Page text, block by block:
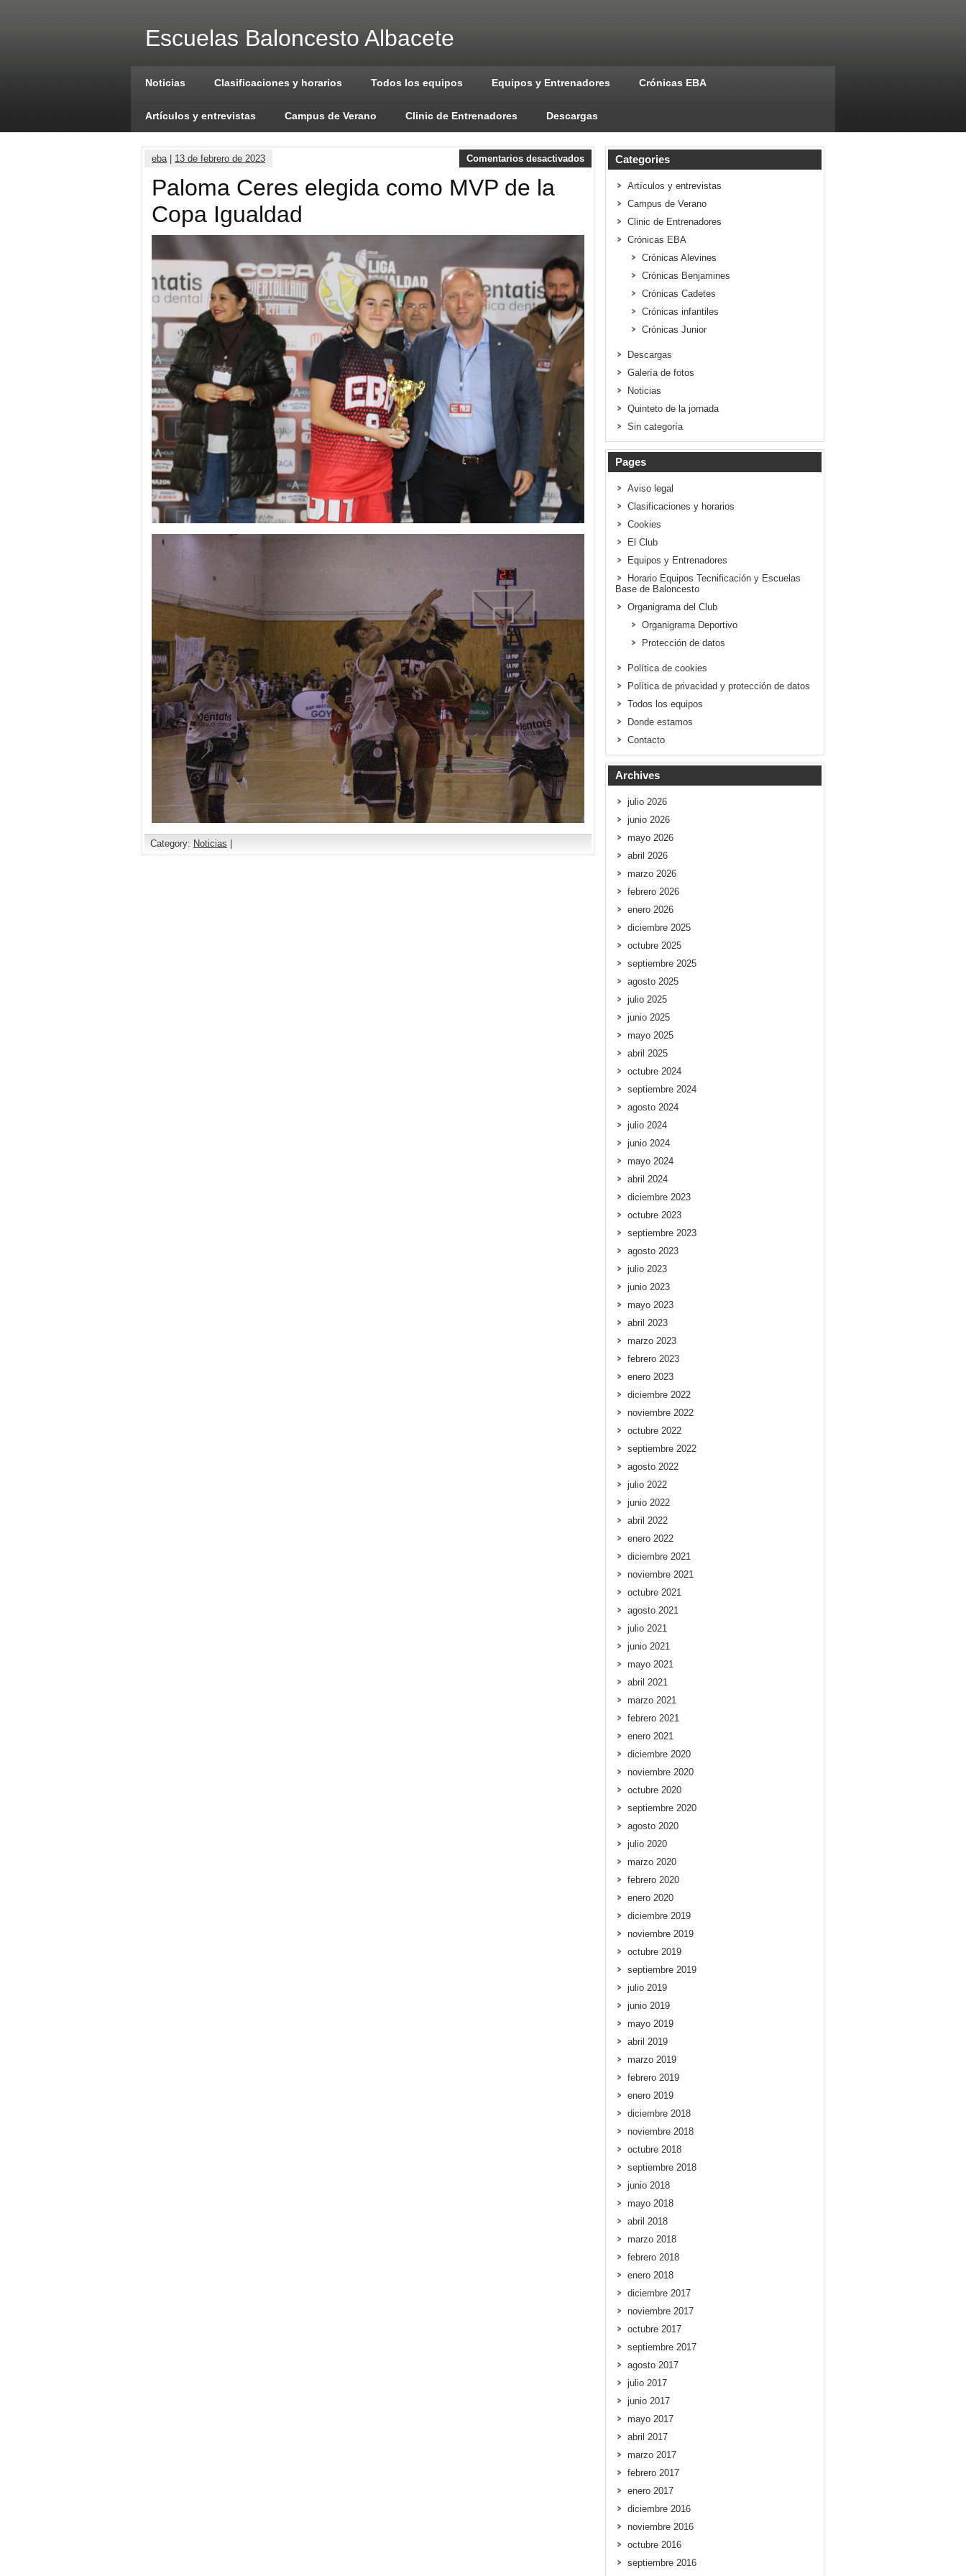
Escuelas Baloncesto Albacete
Noticias Clasificaciones y horarios Todos los equipos Equipos y Entrenadores Crónicas EBA
Artículos y entrevistas Campus de Verano Clinic de Entrenadores Descargas
eba| 13 de febrero de 2023 Comentarios desactivados
Paloma Ceres elegida como MVP de la
Copa Igualdad
Category: Noticias |
Categories
Artículos y entrevistas
Campus de Verano
Clinic de Entrenadores
Crónicas EBA
Crónicas Alevines
Crónicas Benjamines
Crónicas Cadetes
Crónicas infantiles
Crónicas Junior
Descargas
Galería de fotos
Noticias
Quinteto de la jornada
Sin categoría
Pages
Aviso legal
Clasificaciones y horarios
Cookies
El Club
Equipos y Entrenadores
Horario Equipos Tecnificación y Escuelas
Base de Baloncesto
Organigrama del Club
Organigrama Deportivo
Protección de datos
Política de cookies
Política de privacidad y protección de datos
Todos los equipos
Donde estamos
Contacto
Archives
julio 2026
junio 2026
mayo 2026
abril 2026
marzo 2026
febrero 2026
enero 2026
diciembre 2025
octubre 2025
septiembre 2025
agosto 2025
julio 2025
junio 2025
mayo 2025
abril 2025
octubre 2024
septiembre 2024
agosto 2024
julio 2024
junio 2024
mayo 2024
abril 2024
diciembre 2023
octubre 2023
septiembre 2023
agosto 2023
julio 2023
junio 2023
mayo 2023
abril 2023
marzo 2023
febrero 2023
enero 2023
diciembre 2022
noviembre 2022
octubre 2022
septiembre 2022
agosto 2022
julio 2022
junio 2022
abril 2022
enero 2022
diciembre 2021
noviembre 2021
octubre 2021
agosto 2021
julio 2021
junio 2021
mayo 2021
abril 2021
marzo 2021
febrero 2021
enero 2021
diciembre 2020
noviembre 2020
octubre 2020
septiembre 2020
agosto 2020
julio 2020
marzo 2020
febrero 2020
enero 2020
diciembre 2019
noviembre 2019
octubre 2019
septiembre 2019
julio 2019
junio 2019
mayo 2019
abril 2019
marzo 2019
febrero 2019
enero 2019
diciembre 2018
noviembre 2018
octubre 2018
septiembre 2018
junio 2018
mayo 2018
abril 2018
marzo 2018
febrero 2018
enero 2018
diciembre 2017
noviembre 2017
octubre 2017
septiembre 2017
agosto 2017
julio 2017
junio 2017
mayo 2017
abril 2017
marzo 2017
febrero 2017
enero 2017
diciembre 2016
noviembre 2016
octubre 2016
septiembre 2016